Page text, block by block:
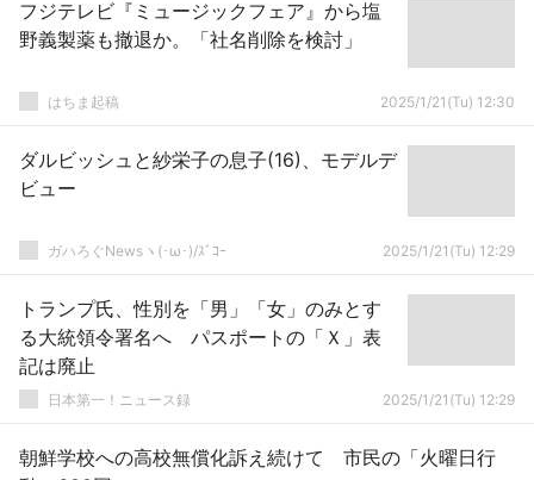
フジテレビ『ミュージックフェア』から塩
野義製薬も撤退か。「社名削除を検討」
はちま起稿 2025/1/21(Tu) 12:30
ダルビッシュと紗栄子の息子(16)、モデルデ
ビュー
ガハろぐNewsヽ(･ω･)/ｽﾞｺｰ 2025/1/21(Tu) 12:29
トランプ氏、性別を「男」「女」のみとす
る大統領令署名へ パスポートの「Ｘ」表
記は廃止
日本第一！ニュース録 2025/1/21(Tu) 12:29
朝鮮学校への高校無償化訴え続けて 市民の「火曜日行